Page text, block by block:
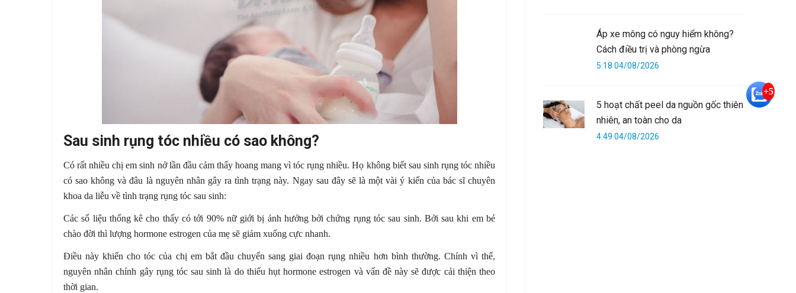
Sau sinh rụng tóc nhiều có sao không?
Có rất nhiều chị em sinh nở lần đầu cảm thấy hoang mang vì tóc rụng nhiều. Họ không biết sau sinh rụng tóc nhiều
có sao không và đâu là nguyên nhân gây ra tình trạng này. Ngay sau đây sẽ là một vài ý kiến của bác sĩ chuyên
khoa da liễu về tình trạng rụng tóc sau sinh:
Các số liệu thống kê cho thấy có tới 90% nữ giới bị ảnh hưởng bởi chứng rụng tóc sau sinh. Bởi sau khi em bé
chào đời thì lượng hormone estrogen của mẹ sẽ giảm xuống cực nhanh.
Điều này khiến cho tóc của chị em bắt đầu chuyển sang giai đoạn rụng nhiều hơn bình thường. Chính vì thế,
nguyên nhân chính gây rụng tóc sau sinh là do thiếu hụt hormone estrogen và vấn đề này sẽ được cải thiện theo
thời gian.
Áp xe mông có nguy hiểm không?
Cách điều trị và phòng ngừa
5:18 04/08/2026
5 hoạt chất peel da nguồn gốc thiên
nhiên, an toàn cho da
4:49 04/08/2026
+5